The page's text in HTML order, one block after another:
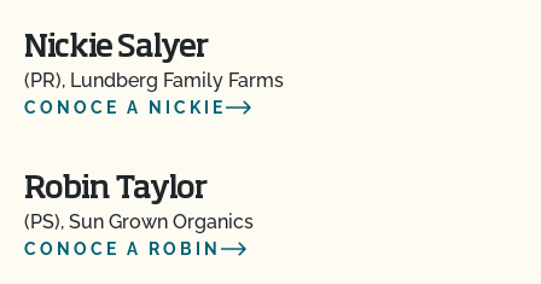
Nickie Salyer
(PR), Lundberg Family Farms
CONOCE A NICKIE
Robin Taylor
(PS), Sun Grown Organics
CONOCE A ROBIN